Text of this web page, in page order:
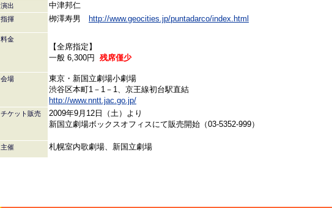
演出 中津邦仁
指揮 栁澤寿男 http://www.geocities.jp/puntadarco/index.html
料金
【全席指定】
一般 6,300円 残席僅少
会場
東京・新国立劇場小劇場
渋谷区本町1－1－1、京王線初台駅直結
http://www.nntt.jac.go.jp/
チケット販売
2009年9月12日（土）より
新国立劇場ボックスオフィスにて販売開始（03-5352-999）
主催 札幌室内歌劇場、新国立劇場